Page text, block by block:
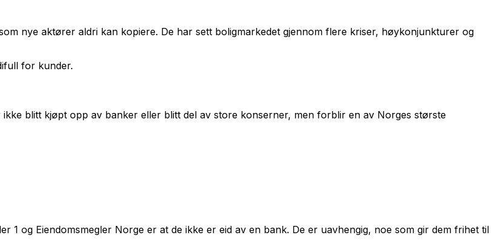
nye aktører aldri kan kopiere. De har sett boligmarkedet gjennom flere kriser, høykonjunkturer og
for kunder.
blitt kjøpt opp av banker eller blitt del av store konserner, men forblir en av Norges største
1 og Eiendomsmegler Norge er at de ikke er eid av en bank. De er uavhengig, noe som gir dem frihet til